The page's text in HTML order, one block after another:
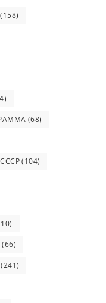
(158)
(68)
СССР(104)
(66)
(241)